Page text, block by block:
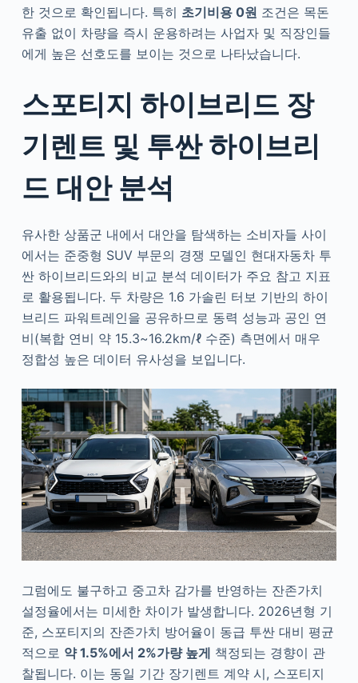
한 것으로 확인됩니다. 특히 초기비용 0원 조건은 목돈
유출 없이 차량을 즉시 운용하려는 사업자 및 직장인들
에게 높은 선호도를 보이는 것으로 나타났습니다.
스포티지 하이브리드 장
기렌트 및 투싼 하이브리
드 대안 분석
유사한 상품군 내에서 대안을 탐색하는 소비자들 사이
에서는 준중형 SUV 부문의 경쟁 모델인 현대자동차 투
싼 하이브리드와의 비교 분석 데이터가 주요 참고 지표
로 활용됩니다. 두 차량은 1.6 가솔린 터보 기반의 하이
브리드 파워트레인을 공유하므로 동력 성능과 공인 연
비(복합 연비 약 15.3~16.2km/ℓ 수준) 측면에서 매우
정합성 높은 데이터 유사성을 보입니다.
그럼에도 불구하고 중고차 감가를 반영하는 잔존가치
설정율에서는 미세한 차이가 발생합니다. 2026년형 기
준, 스포티지의 잔존가치 방어율이 동급 투싼 대비 평균
적으로 약 1.5%에서 2%가량 높게 책정되는 경향이 관
찰됩니다. 이는 동일 기간 장기렌트 계약 시, 스포티지